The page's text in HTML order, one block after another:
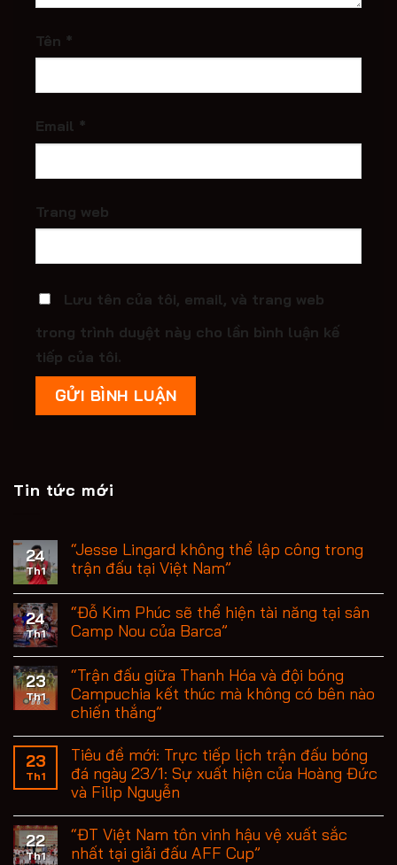
Tên *
Email *
Trang web
Lưu tên của tôi, email, và trang web
trong trình duyệt này cho lần bình luận kế
tiếp của tôi.
Tin tức mới
24
Th1
“Jesse Lingard không thể lập công trong
trận đấu tại Việt Nam”
24
Th1
“Đỗ Kim Phúc sẽ thể hiện tài năng tại sân
Camp Nou của Barca”
23
Th1
“Trận đấu giữa Thanh Hóa và đội bóng
Campuchia kết thúc mà không có bên nào
chiến thắng”
23
Th1
Tiêu đề mới: Trực tiếp lịch trận đấu bóng
đá ngày 23/1: Sự xuất hiện của Hoàng Đức
và Filip Nguyễn
22
Th1
“ĐT Việt Nam tôn vinh hậu vệ xuất sắc
nhất tại giải đấu AFF Cup”